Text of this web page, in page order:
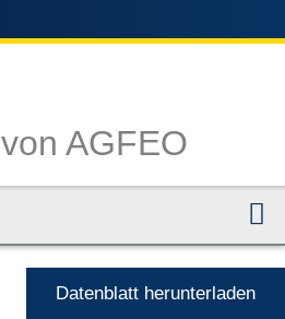
von AGFEO
Datenblatt herunterladen